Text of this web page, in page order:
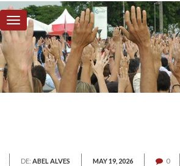
DE: ABEL ALVES MAY 19, 2026 0